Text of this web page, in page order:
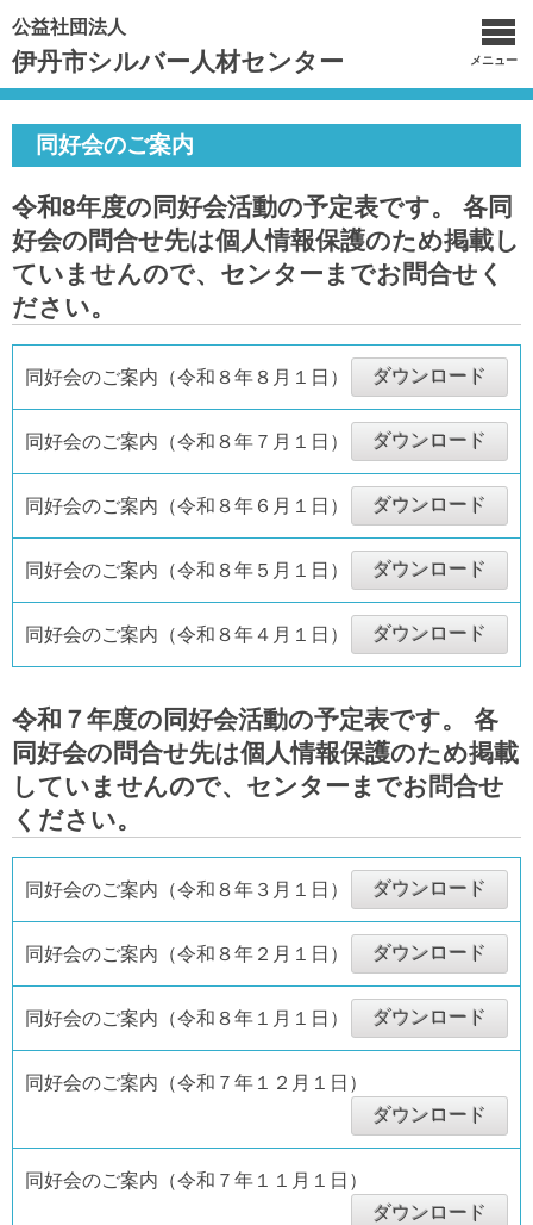
公益社団法人
伊丹市シルバー人材センター メニュー
同好会のご案内
令和8年度の同好会活動の予定表です。 各同
好会の問合せ先は個人情報保護のため掲載し
ていませんので、センターまでお問合せく
ださい。
同好会のご案内（令和８年８月１日） ダウンロード
同好会のご案内（令和８年７月１日） ダウンロード
同好会のご案内（令和８年６月１日） ダウンロード
同好会のご案内（令和８年５月１日） ダウンロード
同好会のご案内（令和８年４月１日） ダウンロード
令和７年度の同好会活動の予定表です。 各
同好会の問合せ先は個人情報保護のため掲載
していませんので、センターまでお問合せ
ください。
同好会のご案内（令和８年３月１日） ダウンロード
同好会のご案内（令和８年２月１日） ダウンロード
同好会のご案内（令和８年１月１日） ダウンロード
同好会のご案内（令和７年１２月１日）
ダウンロード
同好会のご案内（令和７年１１月１日）
ダウンロード